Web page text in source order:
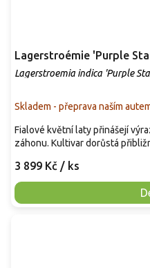
Lagerstroémie 'Purple
Lagerstroemia indica 'Purple
Skladem - přeprava naším
3 899 Kč / ks
Fialové květní laty přinášejí
záhonu. Kultivar dorůstá